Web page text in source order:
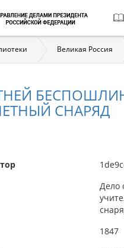
Великая Россия
СНАРЯД
Дело
1847